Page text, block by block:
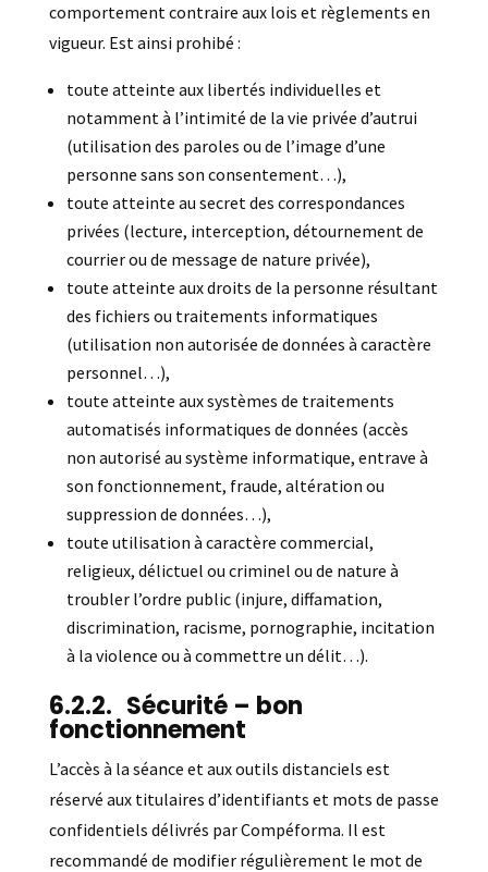
comportement contraire aux lois et règlements en
vigueur. Est ainsi prohibé :
toute atteinte aux libertés individuelles et
notamment à l’intimité de la vie privée d’autrui
(utilisation des paroles ou de l’image d’une
personne sans son consentement…),
toute atteinte au secret des correspondances
privées (lecture, interception, détournement de
courrier ou de message de nature privée),
toute atteinte aux droits de la personne résultant
des fichiers ou traitements informatiques
(utilisation non autorisée de données à caractère
personnel…),
toute atteinte aux systèmes de traitements
automatisés informatiques de données (accès
non autorisé au système informatique, entrave à
son fonctionnement, fraude, altération ou
suppression de données…),
toute utilisation à caractère commercial,
religieux, délictuel ou criminel ou de nature à
troubler l’ordre public (injure, diffamation,
discrimination, racisme, pornographie, incitation
à la violence ou à commettre un délit…).
Sécurité – bon
fonctionnement
L’accès à la séance et aux outils distanciels est
réservé aux titulaires d’identifiants et mots de passe
confidentiels délivrés par Compéforma. Il est
recommandé de modifier régulièrement le mot de